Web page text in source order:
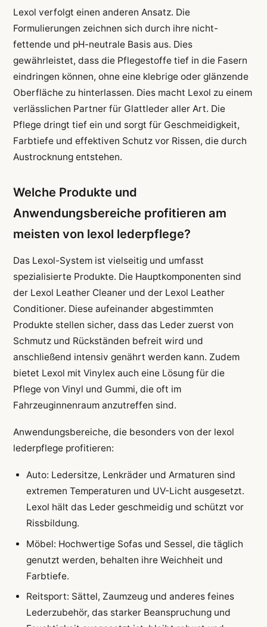
Lexol verfolgt einen anderen Ansatz. Die
Formulierungen zeichnen sich durch ihre nicht-
fettende und pH-neutrale Basis aus. Dies
gewährleistet, dass die Pflegestoffe tief in die Fasern
eindringen können, ohne eine klebrige oder glänzende
Oberfläche zu hinterlassen. Dies macht Lexol zu einem
verlässlichen Partner für Glattleder aller Art. Die
Pflege dringt tief ein und sorgt für Geschmeidigkeit,
Farbtiefe und effektiven Schutz vor Rissen, die durch
Austrocknung entstehen.
Welche Produkte und
Anwendungsbereiche profitieren am
meisten von lexol lederpflege?
Das Lexol-System ist vielseitig und umfasst
spezialisierte Produkte. Die Hauptkomponenten sind
der Lexol Leather Cleaner und der Lexol Leather
Conditioner. Diese aufeinander abgestimmten
Produkte stellen sicher, dass das Leder zuerst von
Schmutz und Rückständen befreit wird und
anschließend intensiv genährt werden kann. Zudem
bietet Lexol mit Vinylex auch eine Lösung für die
Pflege von Vinyl und Gummi, die oft im
Fahrzeuginnenraum anzutreffen sind.
Anwendungsbereiche, die besonders von der lexol
lederpflege profitieren:
Auto: Ledersitze, Lenkräder und Armaturen sind
extremen Temperaturen und UV-Licht ausgesetzt.
Lexol hält das Leder geschmeidig und schützt vor
Rissbildung.
Möbel: Hochwertige Sofas und Sessel, die täglich
genutzt werden, behalten ihre Weichheit und
Farbtiefe.
Reitsport: Sättel, Zaumzeug und anderes feines
Lederzubehör, das starker Beanspruchung und